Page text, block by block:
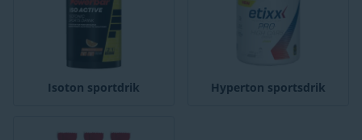
Isoton sportdrik Hyperton sportsdrik